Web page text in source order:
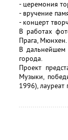
- церемония
- вручение
- концерт
В работах
Прага, Мюнхен.
В дальнейшем
города.
Проект
Музыки,
1996), лауреат